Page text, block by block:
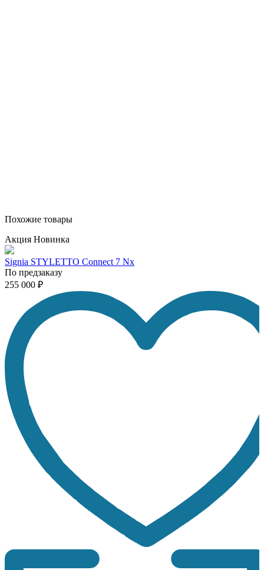
Похожие товары
Акция Новинка
Signia STYLETTO Connect 7 Nx
По предзаказу
255 000 ₽